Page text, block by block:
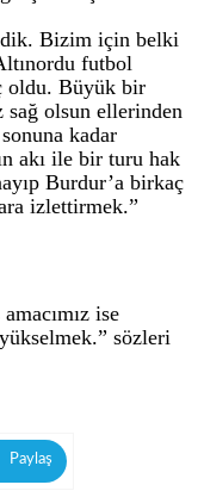
Bizim için belki
futbol
oldu. Büyük bir
sağ olsun ellerinden
kadar
akı ile bir turu hak
Burdur’a birkaç
izlettirmek.”
ise
sözleri
Paylaş